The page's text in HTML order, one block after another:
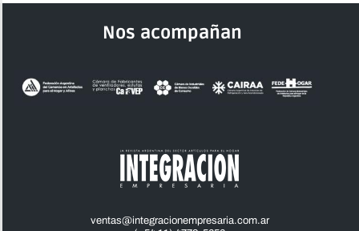
Nos acompañan
ventas@integracionempresaria.com.ar